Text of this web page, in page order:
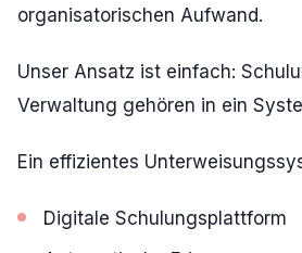
organisatorischen Aufwand.
Unser Ansatz ist einfach:
Verwaltung gehören in ein
Ein effizientes
Digitale Schulungsplattform